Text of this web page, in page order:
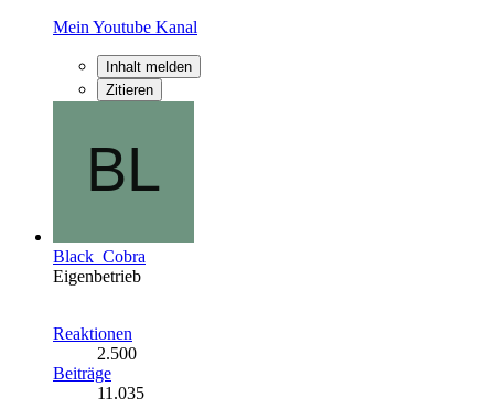
Mein Youtube Kanal
Inhalt melden
Zitieren
Black_Cobra
Eigenbetrieb
Reaktionen
2.500
Beiträge
11.035